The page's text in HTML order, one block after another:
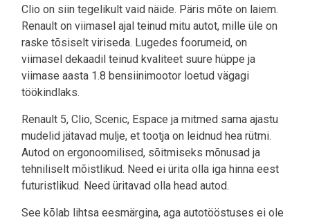
Clio on siin tegelikult vaid näide. Päris mõte on laiem.
Renault on viimasel ajal teinud mitu autot, mille üle on
raske tõsiselt viriseda. Lugedes foorumeid, on
viimasel dekaadil teinud kvaliteet suure hüppe ja
viimase aasta 1.8 bensiinimootor loetud vägagi
töökindlaks.
Renault 5, Clio, Scenic, Espace ja mitmed sama ajastu
mudelid jätavad mulje, et tootja on leidnud hea rütmi.
Autod on ergonoomilised, sõitmiseks mõnusad ja
tehniliselt mõistlikud. Need ei ürita olla iga hinna eest
futuristlikud. Need üritavad olla head autod.
See kõlab lihtsa eesmärgina, aga autotööstuses ei ole